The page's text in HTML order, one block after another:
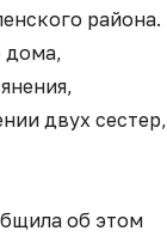
района.
дома,
двух сестер,
об этом